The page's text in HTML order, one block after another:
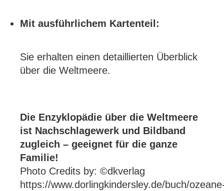
Mit ausführlichem Kartenteil:
Sie erhalten einen detaillierten Überblick
über die Weltmeere.
Die Enzyklopädie über die Weltmeere
ist Nachschlagewerk und Bildband
zugleich – geeignet für die ganze
Familie!
Photo Credits by: ©dkverlag
https://www.dorlingkindersley.de/buch/